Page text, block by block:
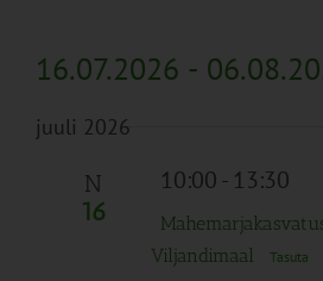
16.07.2026 -
kuupäev.
juuli 2026
N
16
10:00- 13:30
Viljandimaal
Tasuta